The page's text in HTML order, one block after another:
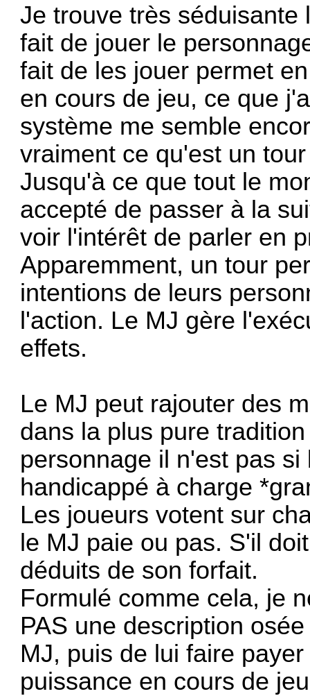
Je trouve très
fait de jouer le
fait de les jouer permet
en cours de jeu, ce que
système me semble
vraiment ce qu'est un
Jusqu'à ce que tout le
accepté de passer à la
voir l'intérêt de parler en
Apparemment, un tour
intentions de leurs
l'action. Le MJ gère
effets.
Le MJ peut rajouter des
dans la plus pure
personnage il n'est pas
handicappé à charge
Les joueurs votent sur
le MJ paie ou pas. S'il
déduits de son forfait.
Formulé comme cela, je
PAS une description
MJ, puis de lui faire
puissance en cours de